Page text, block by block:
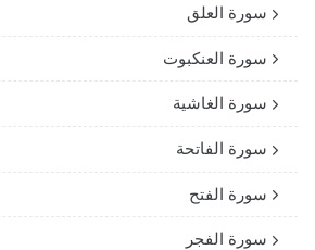
سورة العلق
سورة العنكبوت
سورة الغاشية
سورة الفاتحة
سورة الفتح
سورة الفجر